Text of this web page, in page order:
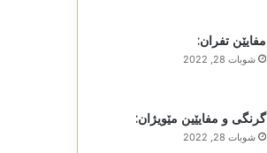
مفایێن تفران:
شوبات 28, 2022
گرنگی و مفایێین مێویژان:
شوبات 28, 2022